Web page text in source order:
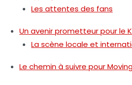
Les attentes des fans
Un avenir prometteur pour le
La scène locale et
Le chemin à suivre pour